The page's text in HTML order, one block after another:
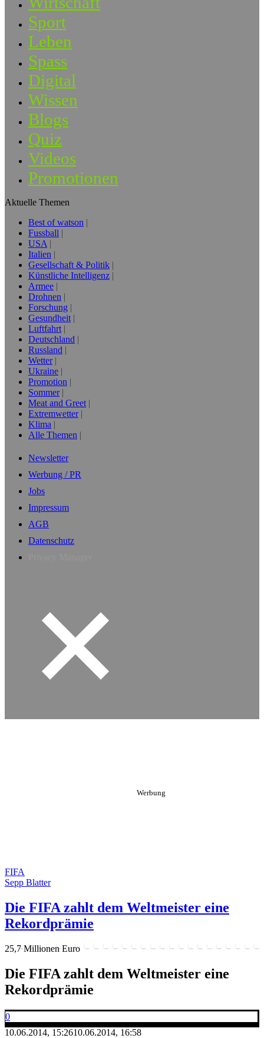
Sport
Leben
Spass
Digital
Wissen
Blogs
Quiz
Videos
Promotionen
Aktuelle Themen
Best of watson
Fussball
USA
Italien
Gesellschaft & Politik
Künstliche Intelligenz
Armee
Drohnen
Forschung
Gesundheit
Luftfahrt
Deutschland
Russland
Wetter
Ukraine
Promotion
Sommer
Meat and Greet
Extremwetter
Klima
Alle Themen
Newsletter
Werbung / PR
Jobs
Impressum
AGB
Datenschutz
FIFA
Sepp Blatter
Die FIFA zahlt dem Weltmeister eine
Rekordprämie
25,7 Millionen Euro
Die FIFA zahlt dem Weltmeister eine
Rekordprämie
0
10.06.2014, 15:2610.06.2014, 16:58